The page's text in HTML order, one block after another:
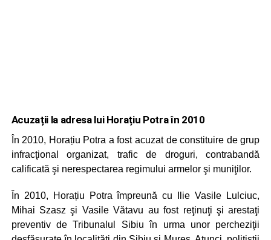
Acuzații la adresa lui Horațiu Potra în 2010
În 2010, Horațiu Potra a fost acuzat de constituire de grup
infracţional organizat, trafic de droguri, contrabandă
calificată şi nerespectarea regimului armelor şi muniţilor.
În 2010, Horațiu Potra împreună cu Ilie Vasile Lulciuc,
Mihai Szasz şi Vasile Vătavu au fost reţinuţi şi arestaţi
preventiv de Tribunalul Sibiu în urma unor percheziţii